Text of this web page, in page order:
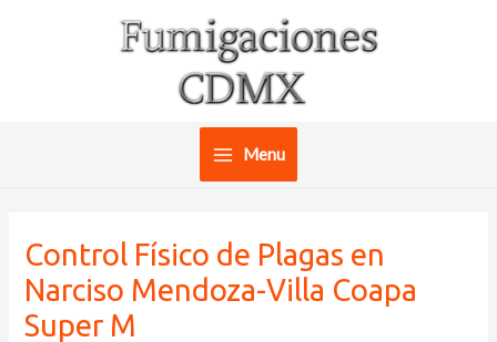
Main
Menu
Control Físico de Plagas en
Narciso Mendoza-Villa Coapa
Super M